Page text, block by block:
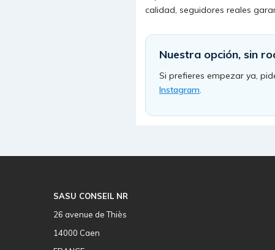
calidad, seguidores reales
Nuestra opción, sin
Si prefieres empezar ya,
Instagram.
SASU CONSEIL NR
26 avenue de Thiès
14000 Caen